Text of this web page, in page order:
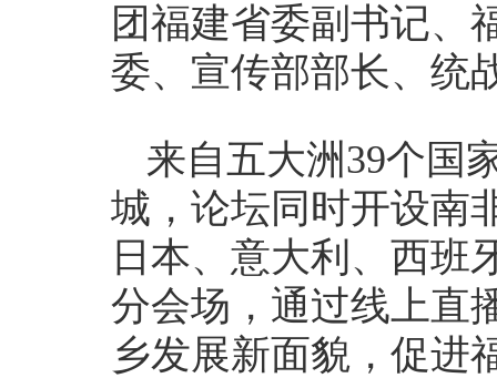
团福建省委副书记、
委、宣传部部长、统
来自五大洲39个国
城，论坛同时开设南
日本、意大利、西班
分会场，通过线上直
乡发展新面貌，促进